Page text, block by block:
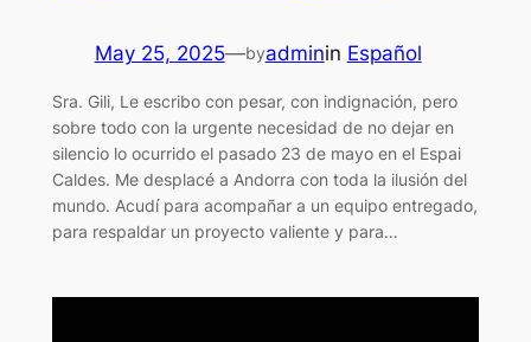
May 25, 2025—byadminin Español
Sra. Gili, Le escribo con pesar, con indignación, pero
sobre todo con la urgente necesidad de no dejar en
silencio lo ocurrido el pasado 23 de mayo en el Espai
Caldes. Me desplacé a Andorra con toda la ilusión del
mundo. Acudí para acompañar a un equipo entregado,
para respaldar un proyecto valiente y para…